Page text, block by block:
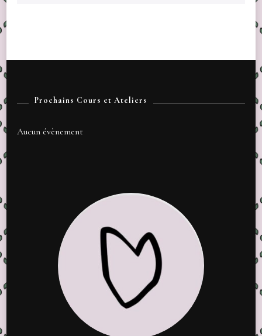
Prochains Cours et Ateliers
Aucun évènement